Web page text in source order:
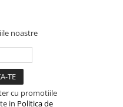
noastre
cu promotiile
in Politica de